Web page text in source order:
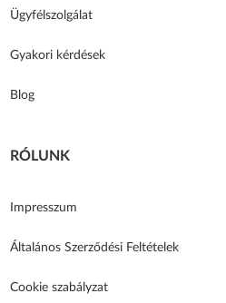
Ügyfélszolgálat
Gyakori kérdések
Blog
RÓLUNK
Impresszum
Általános Szerződési Feltételek
Cookie szabályzat